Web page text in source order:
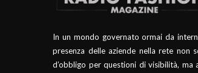
In un mondo governato ormai da
presenza delle aziende nella rete non
d’obbligo per questioni di visibilità, ma